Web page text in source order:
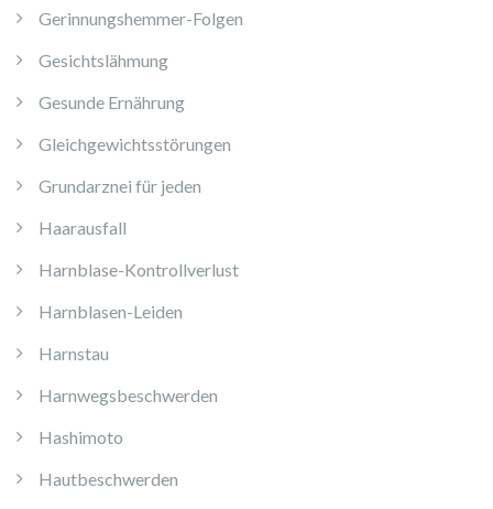
Gerinnungshemmer-Folgen
Gesichtslähmung
Gesunde Ernährung
Gleichgewichtsstörungen
Grundarznei für jeden
Haarausfall
Harnblase-Kontrollverlust
Harnblasen-Leiden
Harnstau
Harnwegsbeschwerden
Hashimoto
Hautbeschwerden